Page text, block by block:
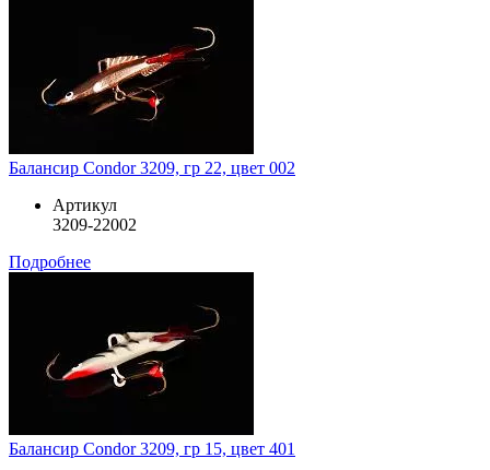
Балансир Condor 3209, гр 22, цвет 002
Артикул
3209-22002
Подробнее
Балансир Condor 3209, гр 15, цвет 401